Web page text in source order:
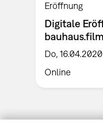
Eröffnung
Digitale
Do,
Online